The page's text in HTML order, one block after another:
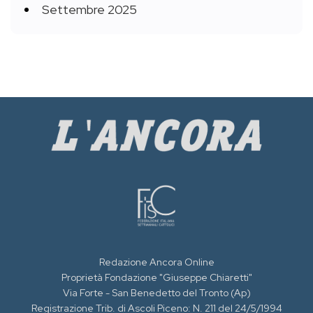
Settembre 2025
Redazione Ancora Online
Proprietà Fondazione "Giuseppe Chiaretti"
Via Forte - San Benedetto del Tronto (Ap)
Registrazione Trib. di Ascoli Piceno: N. 211 del 24/5/1994